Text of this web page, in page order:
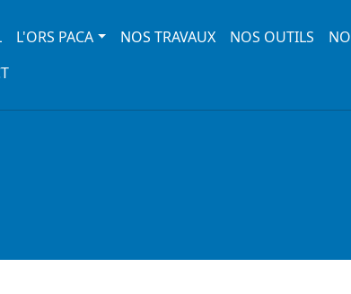
L'ORS PACA NOS TRAVAUX NOS OUTILS